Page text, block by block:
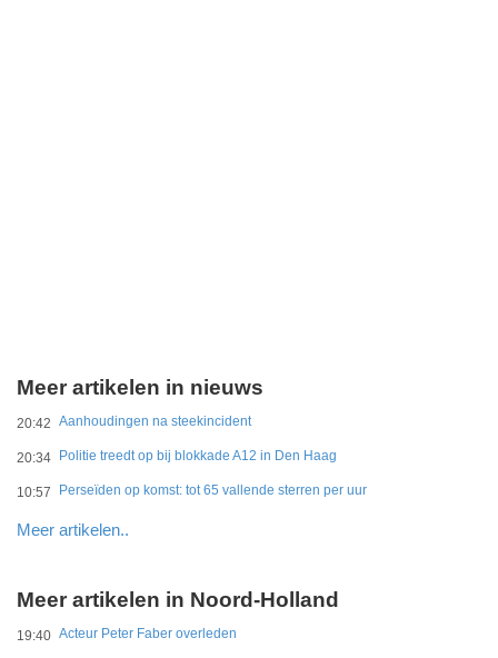
Meer artikelen in nieuws
20:42 Aanhoudingen na steekincident
20:34 Politie treedt op bij blokkade A12 in Den Haag
10:57 Perseïden op komst: tot 65 vallende sterren per uur
Meer artikelen..
Meer artikelen in Noord-Holland
19:40 Acteur Peter Faber overleden